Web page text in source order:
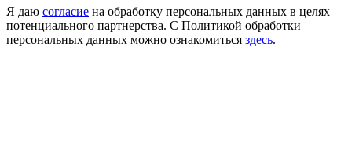
Я даю согласие на обработку персональных данных в целях
потенциального партнерства. С Политикой обработки
персональных данных можно ознакомиться здесь.